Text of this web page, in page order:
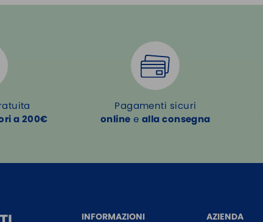
a 200€
Pagamenti sicuri
online e alla consegna
INFORMAZIONI AZIENDA